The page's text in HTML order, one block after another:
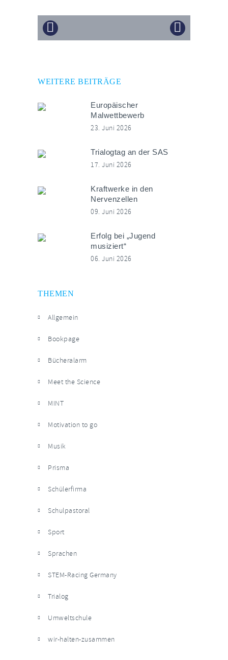
WEITERE BEITRÄGE
Europäischer
Malwettbewerb
23. Juni 2026
Trialogtag an der SAS
17. Juni 2026
Kraftwerke in den
Nervenzellen
09. Juni 2026
Erfolg bei „Jugend
musiziert“
06. Juni 2026
THEMEN
Allgemein
Bookpage
Bücheralarm
Meet the Science
MINT
Motivation to go
Musik
Prisma
Schülerfirma
Schulpastoral
Sport
Sprachen
STEM-Racing Germany
Trialog
Umweltschule
wir-halten-zusammen